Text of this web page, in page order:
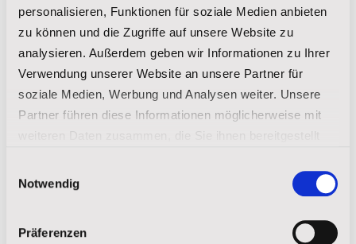
personalisieren, Funktionen für soziale Medien anbieten
zu können und die Zugriffe auf unsere Website zu
analysieren. Außerdem geben wir Informationen zu Ihrer
Verwendung unserer Website an unsere Partner für
soziale Medien, Werbung und Analysen weiter. Unsere
Partner führen diese Informationen möglicherweise mit
gesammelt haben.
Notwendig
Präferenzen
Josefs Indianerschule. Neben den Schulklassen für
indianische Kultur und dem jährlichen Powwow für
unsere Schüler befindet sich auf dem Campus das Akta-
Lakota-Museum und das Kulturzentrum, welche den
Schülern und Besuchern gleichermaßen ermöglicht, ihr
Wissen über die Kultur der Lakota zu erweitern.
und deren Kultur erfahren möchten.
FORDERN SIE UNSERE BROSCHÜRE AN